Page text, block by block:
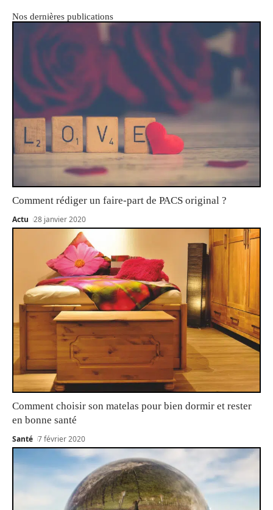
Nos dernières publications
Comment rédiger un faire-part de PACS original ?
Actu 28 janvier 2020
Comment choisir son matelas pour bien dormir et rester
en bonne santé
Santé 7 février 2020